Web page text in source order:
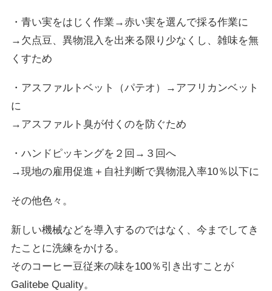
・青い実をはじく作業→赤い実を選んで採る作業に
→欠点豆、異物混入を出来る限り少なくし、雑味を無
くすため
・アスファルトベット（パテオ）→アフリカンベット
に
→アスファルト臭が付くのを防ぐため
・ハンドピッキングを２回→３回へ
→現地の雇用促進＋自社判断で異物混入率10％以下に
その他色々。
新しい機械などを導入するのではなく、今までしてき
たことに洗練をかける。
そのコーヒー豆従来の味を100％引き出すことが
Galitebe Quality。